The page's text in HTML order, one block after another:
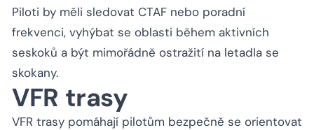
Piloti by měli sledovat CTAF nebo poradní
frekvenci, vyhýbat se oblasti během aktivních
seskoků a být mimořádně ostražití na letadla se
skokany.
VFR trasy
VFR trasy pomáhají pilotům bezpečně se orientovat